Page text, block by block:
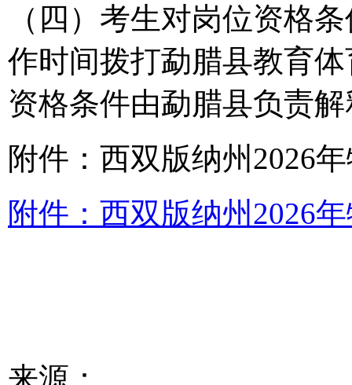
（四）考生对岗位资格
作时间拨打勐腊县教育
资格条件由勐腊县负责
附件：西双版纳州2026
附件：西双版纳州2026
来源：